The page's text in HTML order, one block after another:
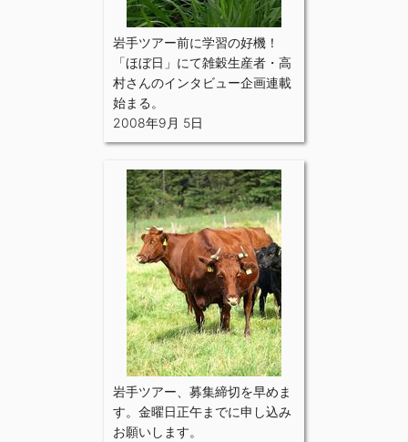
岩手ツアー前に学習の好機！
「ほぼ日」にて雑穀生産者・高
村さんのインタビュー企画連載
始まる。
2008年9月 5日
岩手ツアー、募集締切を早めま
す。金曜日正午までに申し込み
お願いします。